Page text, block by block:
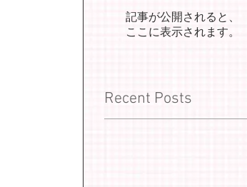
記事が公開されると、
ここに表示されます。
Recent Posts